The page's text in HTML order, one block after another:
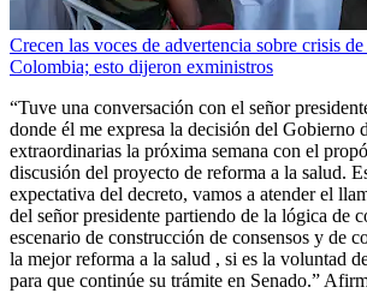
Crecen las voces de advertencia sobre crisis
Colombia; esto dijeron exministros
“Tuve una conversación con el señor
donde él me expresa la decisión del Gobierno
extraordinarias la próxima semana con el
discusión del proyecto de reforma a la salud.
expectativa del decreto, vamos a atender el
del señor presidente partiendo de la lógica de
escenario de construcción de consensos y de
la mejor reforma a la salud , si es la voluntad
para que continúe su trámite en Senado.”